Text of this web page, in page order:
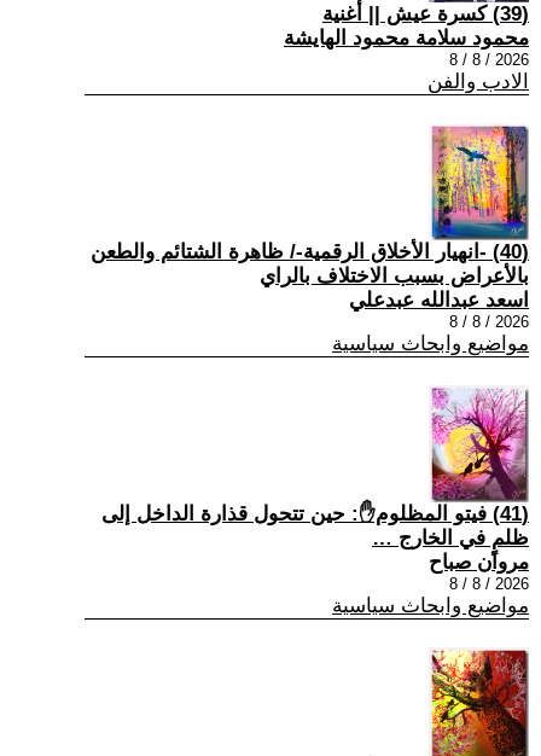
(39) كسرة عيش || أغنية
محمود سلامة محمود الهايشة
2026 / 8 / 8
الادب والفن
(40) -انهيار الأخلاق الرقمية-/ ظاهرة الشتائم والطعن
بالأعراض بسبب الاختلاف بالراي
اسعد عبدالله عبدعلي
2026 / 8 / 8
مواضيع وابحاث سياسية
(41) فيتو المظلوم✋: حين تتحول قذارة الداخل إلى
ظلمٍ في الخارج …
مروان صباح
2026 / 8 / 8
مواضيع وابحاث سياسية